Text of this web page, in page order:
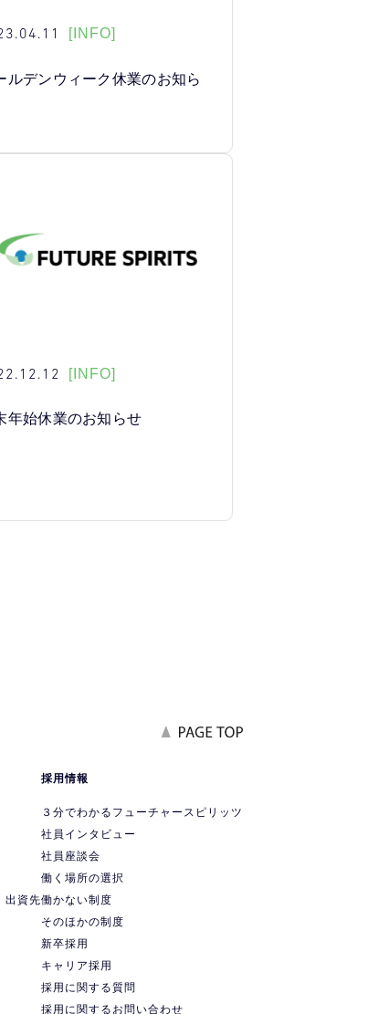
[INFO]
ルデンウィーク休業のお知ら
[INFO]
年始休業のお知らせ
出資先
採用情報
３分でわかるフューチャースピリッツ
社員インタビュー
社員座談会
働く場所の選択
働かない制度
そのほかの制度
新卒採用
キャリア採用
採用に関する質問
採用に関するお問い合わせ